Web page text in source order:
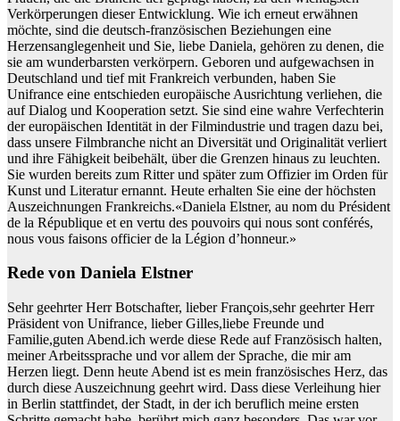
Verkörperungen dieser Entwicklung. Wie ich erneut erwähnen
möchte, sind die deutsch-französischen Beziehungen eine
Herzensanglegenheit und Sie, liebe Daniela, gehören zu denen, die
sie am wunderbarsten verkörpern. Geboren und aufgewachsen in
Deutschland und tief mit Frankreich verbunden, haben Sie
Unifrance eine entschieden europäische Ausrichtung verliehen, die
auf Dialog und Kooperation setzt. Sie sind eine wahre Verfechterin
der europäischen Identität in der Filmindustrie und tragen dazu bei,
dass unsere Filmbranche nicht an Diversität und Originalität verliert
und ihre Fähigkeit beibehält, über die Grenzen hinaus zu leuchten.
Sie wurden bereits zum Ritter und später zum Offizier im Orden für
Kunst und Literatur ernannt. Heute erhalten Sie eine der höchsten
Auszeichnungen Frankreichs.«Daniela Elstner, au nom du Président
de la République et en vertu des pouvoirs qui nous sont conférés,
nous vous faisons officier de la Légion d’honneur.»
Rede von Daniela Elstner
Sehr geehrter Herr Botschafter, lieber François,sehr geehrter Herr
Präsident von Unifrance, lieber Gilles,liebe Freunde und
Familie,guten Abend.ich werde diese Rede auf Französisch halten,
meiner Arbeitssprache und vor allem der Sprache, die mir am
Herzen liegt. Denn heute Abend ist es mein französisches Herz, das
durch diese Auszeichnung geehrt wird. Dass diese Verleihung hier
in Berlin stattfindet, der Stadt, in der ich beruflich meine ersten